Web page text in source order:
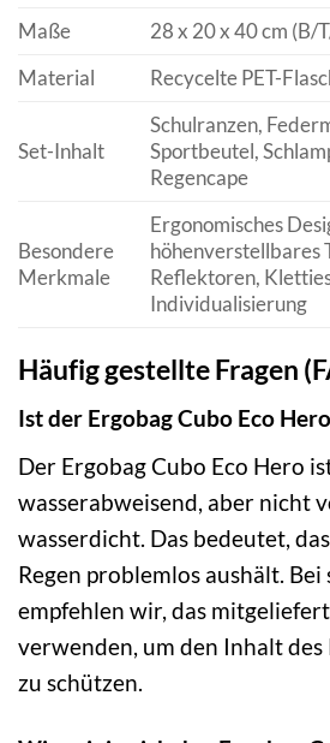
Maße
28 x 20 x 40 cm (B/
Material
Recycelte PET-
Set-Inhalt
Schulranzen,
Sportbeutel,
Regencape
Besondere
Merkmale
Ergonomisches
höhenverstellbares
Reflektoren,
Individualisierung
Häufig gestellte Fragen
Ist der Ergobag Cubo Eco
Der Ergobag Cubo Eco Hero
wasserabweisend, aber nicht
wasserdicht. Das bedeutet,
Regen problemlos aushält. Bei
empfehlen wir, das
verwenden, um den Inhalt des
zu schützen.